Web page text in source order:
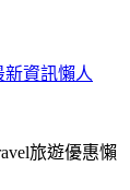
新資訊懶人